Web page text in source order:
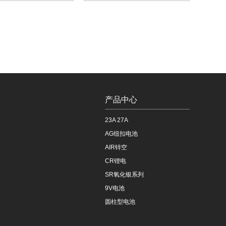
产品中心
23A 27A
AG纽扣电池
AIR锌空
CR锂电
SR氧化银系列
9V电池
圆柱型电池